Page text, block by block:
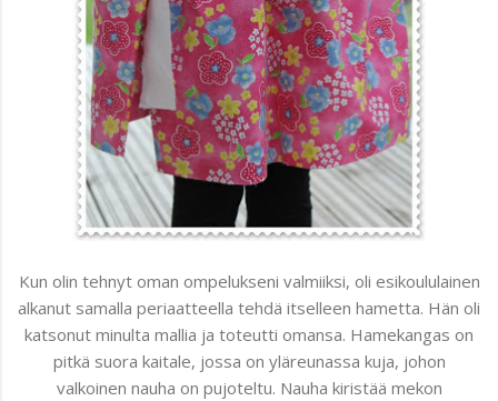
Kun olin tehnyt oman ompelukseni valmiiksi, oli esikoululainen
alkanut samalla periaatteella tehdä itselleen hametta. Hän oli
katsonut minulta mallia ja toteutti omansa. Hamekangas on
pitkä suora kaitale, jossa on yläreunassa kuja, johon
valkoinen nauha on pujoteltu. Nauha kiristää mekon